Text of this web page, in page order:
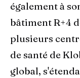
également à
bâtiment R+4
plusieurs
de santé de
global,